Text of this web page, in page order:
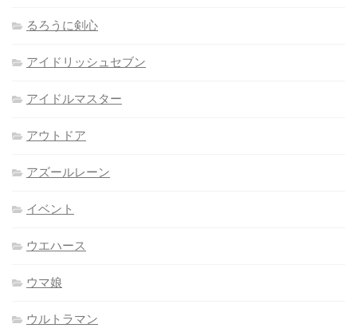
るろうに剣心
アイドリッシュセブン
アイドルマスター
アウトドア
アズールレーン
イベント
ウエハース
ウマ娘
ウルトラマン